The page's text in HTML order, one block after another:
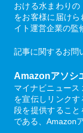
おける水まわりの
をお客様に届け
イト運営企業の監
記事に関するお問
Amazonアソシ
マイナビニュース
を宣伝しリンク
段を提供するこ
である、Amazon